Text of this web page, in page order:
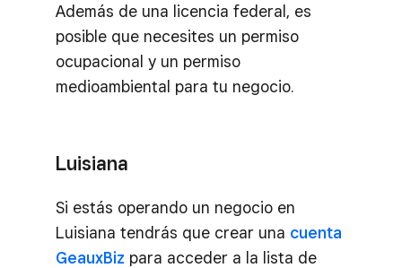
Además de una licencia federal, es
posible que necesites un permiso
ocupacional y un permiso
medioambiental para tu negocio.
Luisiana
Si estás operando un negocio en
Luisiana tendrás que crear una cuenta
GeauxBiz para acceder a la lista de